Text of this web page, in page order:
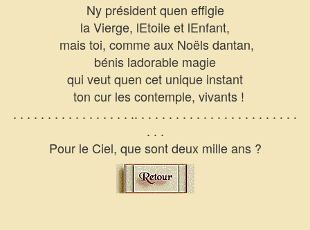
Ny président quen effigie
la Vierge, lEtoile et lEnfant,
mais toi, comme aux Noëls dantan,
bénis ladorable magie
qui veut quen cet unique instant
ton cur les contemple, vivants !
. . . . . . . . . . . . . . . . . .. . . . . . . . . . . . . . . . . . . . . . . .
. . .
Pour le Ciel, que sont deux mille ans ?